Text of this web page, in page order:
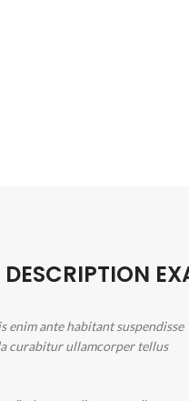
enim ante habitant suspendisse
curabitur ullamcorper tellus